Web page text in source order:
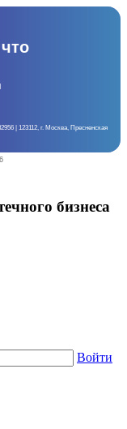
| 123112, г. Москва, Пресненская
бизнеса
Войти